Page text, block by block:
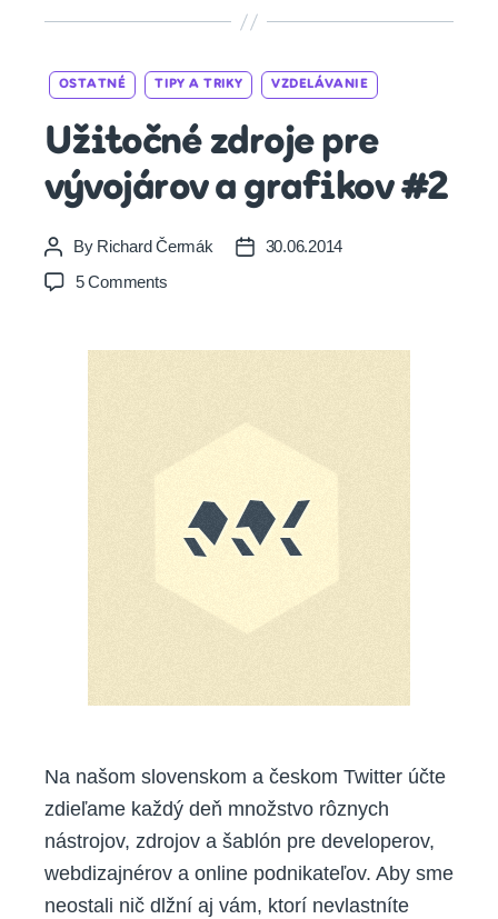
Categories
OSTATNÉ TIPY A TRIKY VZDELÁVANIE
Užitočné zdroje pre
vývojárov a grafikov #2
Post
author
By Richard Čermák
Post30.06.2014
5 Commentson
pre
Na našom slovenskom a českom Twitter účte
zdieľame každý deň množstvo rôznych
nástrojov, zdrojov a šablón pre developerov,
webdizajnérov a online podnikateľov. Aby sme
neostali nič dlžní aj vám, ktorí nevlastníte